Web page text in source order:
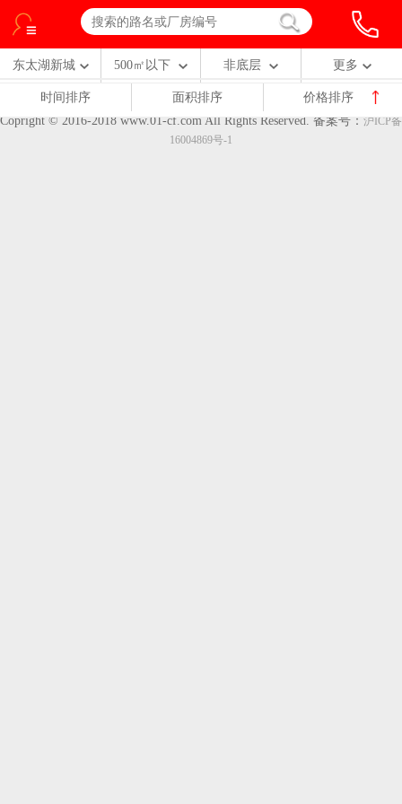
东太湖新城 500㎡以下 非底层 更多
时间排序 面积排序
价格排序
Copright © 2016-2018 www.01-cf.com All Rights Reserved. 备案号： 沪ICP备
16004869号-1